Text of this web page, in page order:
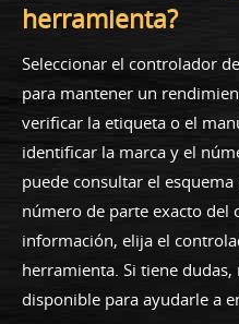
herramienta?
Seleccionar el controlador
para mantener un
verificar la etiqueta o el
identificar la marca y el
puede consultar el
número de parte exacto del
información, elija el
herramienta. Si tiene
disponible para ayudarle a